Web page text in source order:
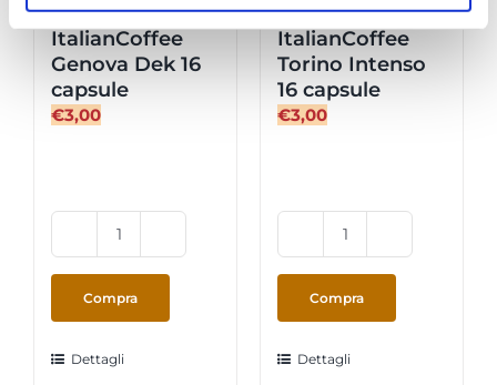
AModoMio –
ItalianCoffee
Genova Dek 16
capsule
€3,00
AModoMio
-
ItalianCoffee
Genova
16
Compra
Dettagli
AModoMio –
ItalianCoffee
Torino Intenso
16 capsule
€3,00
AModoMio
-
ItalianCoffee
Torino
16
Compra
Dettagli